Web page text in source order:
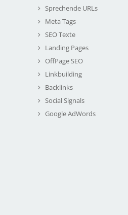
Sprechende URLs
Meta Tags
SEO Texte
Landing Pages
OffPage SEO
Linkbuilding
Backlinks
Social Signals
Google AdWords